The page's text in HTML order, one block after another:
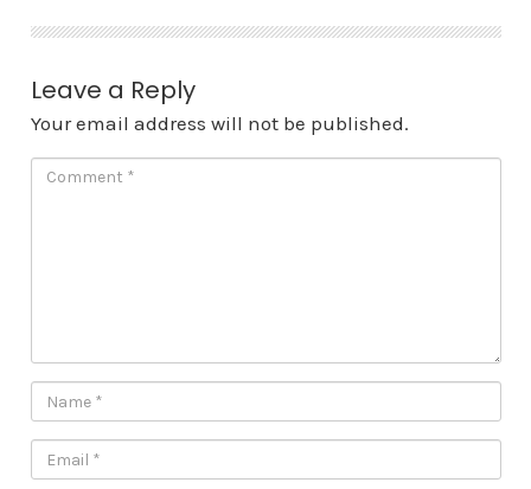
Leave a Reply
Your email address will not be published.